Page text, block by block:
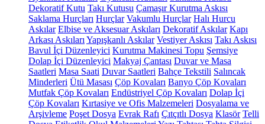
Dekoratif Kutu Takı Kutusu Çamaşır Kurutma Askısı
Saklama Hurçları Hurçlar Vakumlu Hurçlar Halı Hurcu
Askılar Elbise ve Aksesuar Askıları Dekoratif Askılar Kapı
Arkası Askıları Yapışkanlı Askılar Vestiyer Askısı Takı Askısı
Bavul İçi Düzenleyici Kurutma Makinesi Topu Şemsiye
Dolap İçi Düzenleyici Makyaj Çantası Duvar ve Masa
Saatleri Masa Saati Duvar Saatleri Bahçe Tekstili Salıncak
Minderleri Ütü Masası Çöp Kovaları Banyo Çöp Kovaları
Mutfak Çöp Kovaları Endüstriyel Çöp Kovaları Dolap İçi
Çöp Kovaları Kırtasiye ve Ofis Malzemeleri Dosyalama ve
Arşivleme Poşet Dosya Evrak Rafı Çıtçıtlı Dosya Klasör Telli